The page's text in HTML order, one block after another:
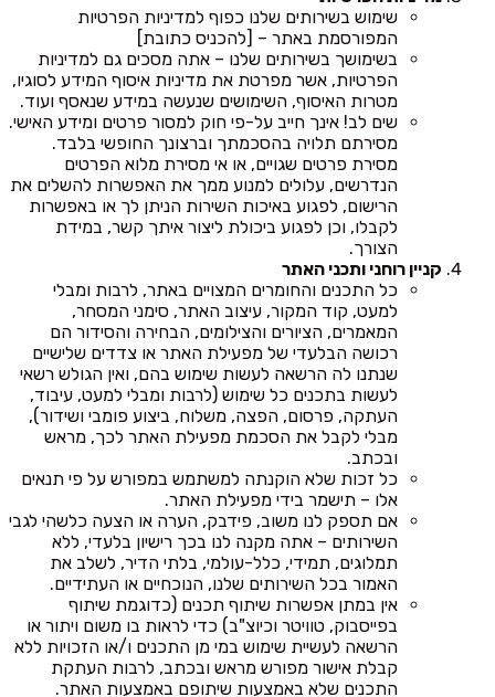
שימוש בשירותים שלנו כפוף למדיניות הפרטיות
המפורסמת באתר – [להכניס כתובת]
בשימושך בשירותים שלנו – אתה מסכים גם למדיניות
הפרטיות, אשר מפרטת את מדיניות איסוף המידע לסוגיו,
מטרות האיסוף, השימושים שנעשה במידע שנאסף ועוד.
שים לב! אינך חייב על-פי חוק למסור פרטים ומידע האישי.
מסירתם תלויה בהסכמתך וברצונך החופשי בלבד.
מסירת פרטים שגויים, או אי מסירת מלוא הפרטים
הנדרשים, עלולים למנוע ממך את האפשרות להשלים את
הרישום, לפגוע באיכות השירות הניתן לך או באפשרות
לקבלו, וכן לפגוע ביכולת ליצור איתך קשר, במידת
הצורך.
קניין רוחני ותכני האתר
כל התכנים והחומרים המצויים באתר, לרבות ומבלי
למעט, קוד המקור, עיצוב האתר, סימני המסחר,
המאמרים, הציורים והצילומים, הבחירה והסידור הם
רכושה הבלעדי של מפעילת האתר או צדדים שלישיים
שנתנו לה הרשאה לעשות שימוש בהם, ואין הגולש רשאי
לעשות בתכנים כל שימוש (לרבות ומבלי למעט, עיבוד,
העתקה, פרסום, הפצה, משלוח, ביצוע פומבי ושידור),
מבלי לקבל את הסכמת מפעילת האתר לכך, מראש
ובכתב.
כל זכות שלא הוקנתה למשתמש במפורש על פי תנאים
אלו – תישמר בידי מפעילת האתר.
אם תספק לנו משוב, פידבק, הערה או הצעה כלשהי לגבי
השירותים – אתה מקנה לנו בכך רישיון בלעדי, ללא
תמלוגים, תמידי, כלל-עולמי, בלתי הדיר, לשלב את
האמור בכל השירותים שלנו, הנוכחיים או העתידיים.
אין במתן אפשרות שיתוף תכנים (כדוגמת שיתוף
בפייסבוק, טוויטר וכיוצ"ב) כדי לראות בו משום ויתור או
הרשאה לעשיית שימוש במי מן התכנים ו/או הזכויות ללא
קבלת אישור מפורש מראש ובכתב, לרבות העתקת
התכנים שלא באמצעות שיתופם באמצעות האתר.